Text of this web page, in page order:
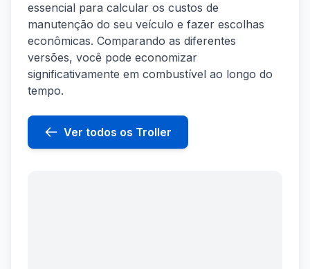
essencial para calcular os custos de
manutenção do seu veículo e fazer escolhas
econômicas. Comparando as diferentes
versões, você pode economizar
significativamente em combustível ao longo do
tempo.
Ver todos os Troller